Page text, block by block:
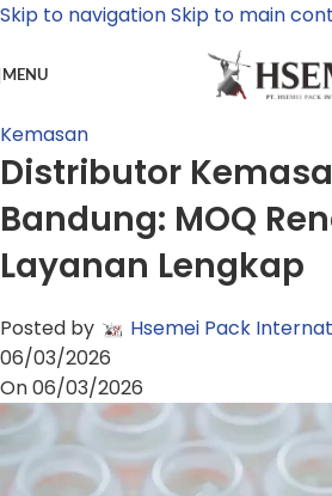
Skip to navigationSkip to main
MENU
Kemasan
Distributor
Bandung: MOQ
Layanan Lengkap
Posted by
Hsemei Pack
06/03/2026
On 06/03/2026